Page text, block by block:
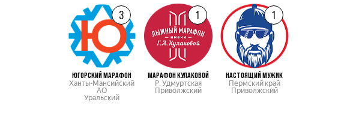
3
ЮГОРСКИЙ МАРАФОН
Ханты-Мансийский
АО
Уральский
1
МАРАФОН КУЛАКОВОЙ
Р. Удмуртская
Приволжский
1
НАСТОЯЩИЙ МУЖИК
Пермский край
Приволжский